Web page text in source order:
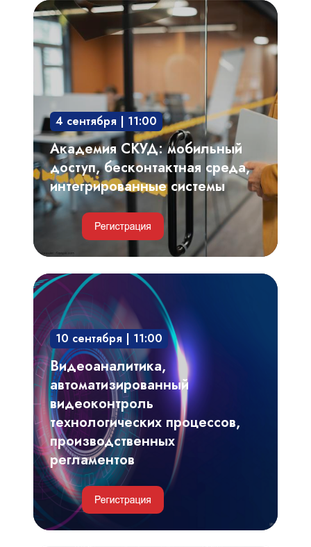
Академия
СКУД:
мобильный
доступ,
бесконтактная
среда,
интегрированные
системы
4 сентября | 11:00
Академия СКУД: мобильный
доступ, бесконтактная среда,
интегрированные системы
Видеоаналитика,
автоматизированный
видеоконтроль
технологических
процессов,
производственных
регламентов
10 сентября | 11:00
Видеоаналитика,
автоматизированный
видеоконтроль
технологических процессов,
производственных
регламентов